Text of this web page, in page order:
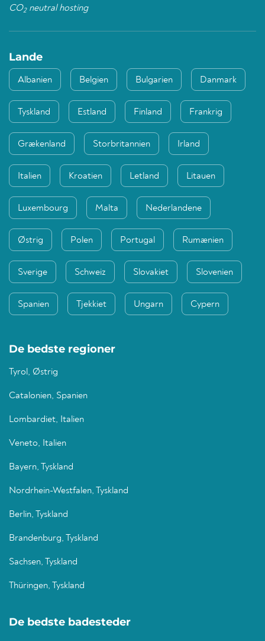
CO2neutral hosting
Lande
Albanien Belgien Bulgarien Danmark
Tyskland Estland Finland Frankrig
Grækenland Storbritannien Irland
Italien Kroatien Letland Litauen
Luxembourg Malta Nederlandene
Østrig Polen Portugal Rumænien
Sverige Schweiz Slovakiet Slovenien
Spanien Tjekkiet Ungarn Cypern
De bedste regioner
Tyrol, Østrig
Catalonien, Spanien
Lombardiet, Italien
Veneto, Italien
Bayern, Tyskland
Nordrhein-Westfalen, Tyskland
Berlin, Tyskland
Brandenburg, Tyskland
Sachsen, Tyskland
Thüringen, Tyskland
De bedste badesteder